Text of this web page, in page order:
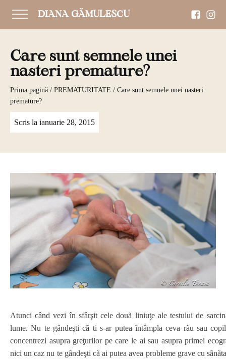
DIANA GĂMULESCU
Care sunt semnele unei
nasteri premature?
Prima pagină / PREMATURITATE / Care sunt semnele unei nasteri
premature?
Scris la ianuarie 28, 2015
Atunci când vezi în sfârşit cele douã liniuƫe ale testului de
lume. Nu te gândeşti cã ti s-ar putea întâmpla ceva rãu sau
concentrezi asupra greƫurilor pe care le ai sau asupra primei
nici un caz nu te gândeşti cã ai putea avea probleme grave cu